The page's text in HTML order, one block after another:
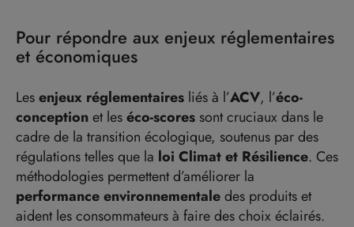
Pour répondre aux enjeux réglementaires
et économiques
Lesenjeux réglementaires liés à l’ACV, l’éco-
conceptionet leséco-scores sont cruciaux dans le
cadre de la transition écologique, soutenus par des
régulations telles que la loi Climat et Résilience. Ces
méthodologies permettent d’améliorer la
performance environnementaledes produits et
aident les consommateurs à faire des choix éclairés.